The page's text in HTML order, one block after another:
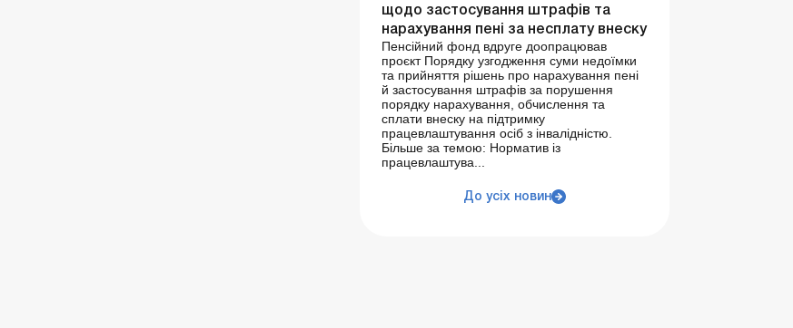
щодо застосування штрафів та
нарахування пені за несплату внеску
Пенсійний фонд вдруге доопрацював
проєкт Порядку узгодження суми недоїмки
та прийняття рішень про нарахування пені
й застосування штрафів за порушення
порядку нарахування, обчислення та
сплати внеску на підтримку
працевлаштування осіб з інвалідністю.
Більше за темою: Норматив із
працевлаштува...
До усіх новин